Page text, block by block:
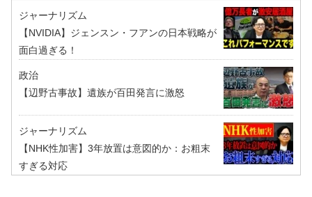
ジャーナリズム
【NVIDIA】ジェンスン・フアンの日本戦略が
面白過ぎる！
政治
【辺野古事故】遺族が百田発言に激怒
ジャーナリズム
【NHK性加害】3年放置は意図的か：お粗末
すぎる対応